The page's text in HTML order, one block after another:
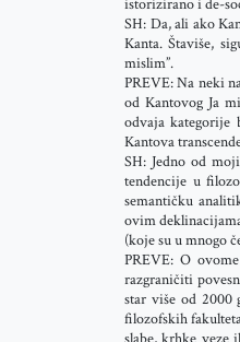
istorizirano i de-
SH: Da, ali ako
Kanta. Štaviše,
mislim”.
PREVE: Na neki
od Kantovog Ja
odvaja
Kantova
SH: Jedno od
tendencije u
semantičku
ovim
(koje su u mnogo
PREVE: O
razgraničiti
star više od 2000
filozofskih